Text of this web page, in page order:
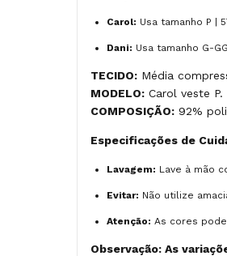
Carol: Usa tamanho P |
Dani: Usa tamanho G-
TECIDO: Média
MODELO: Carol veste P.
COMPOSIÇÃO: 92%
Especificações de
Lavagem: Lave à mão
Evitar: Não utilize
Atenção: As cores
Observação: As